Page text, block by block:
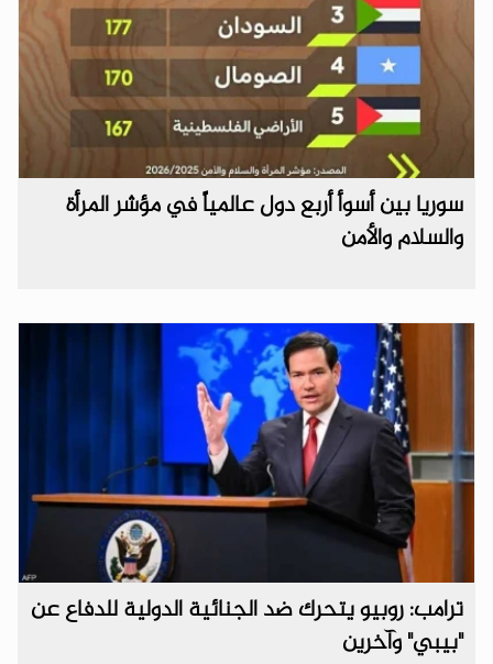
سوريا بين أسوأ أربع دول عالمياً في مؤشر المرأة
والسلام والأمن
ترامب: روبيو يتحرك ضد الجنائية الدولية للدفاع عن
"بيبي" وآخرين